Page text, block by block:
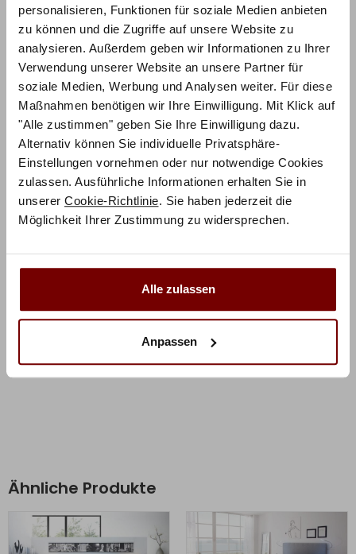
personalisieren, Funktionen für soziale Medien anbieten
zu können und die Zugriffe auf unsere Website zu
analysieren. Außerdem geben wir Informationen zu Ihrer
Verwendung unserer Website an unsere Partner für
soziale Medien, Werbung und Analysen weiter. Für diese
Maßnahmen benötigen wir Ihre Einwilligung. Mit Klick auf
"Alle zustimmen" geben Sie Ihre Einwilligung dazu.
Alternativ können Sie individuelle Privatsphäre-
Einstellungen vornehmen oder nur notwendige Cookies
zulassen. Ausführliche Informationen erhalten Sie in
unserer Cookie-Richtlinie. Sie haben jederzeit die
Möglichkeit Ihrer Zustimmung zu widersprechen.
Alle zulassen
Anpassen
5 Sterne
100%
4 Sterne
0%
3 Sterne
0%
2 Sterne
1 Stern
0%
1-1 von 1 Rezension
Christina H.
Verifizierter Käufer
7. September 2023
Sehr guter Kontakt. Produkt wie erwartet gut.
Eben hasena
Ähnliche Produkte